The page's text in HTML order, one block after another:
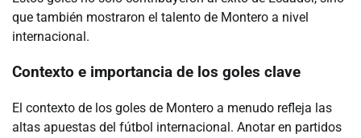
que también mostraron el talento de Montero a nivel
internacional.
Contexto e importancia de los goles clave
El contexto de los goles de Montero a menudo refleja las
altas apuestas del fútbol internacional. Anotar en partidos